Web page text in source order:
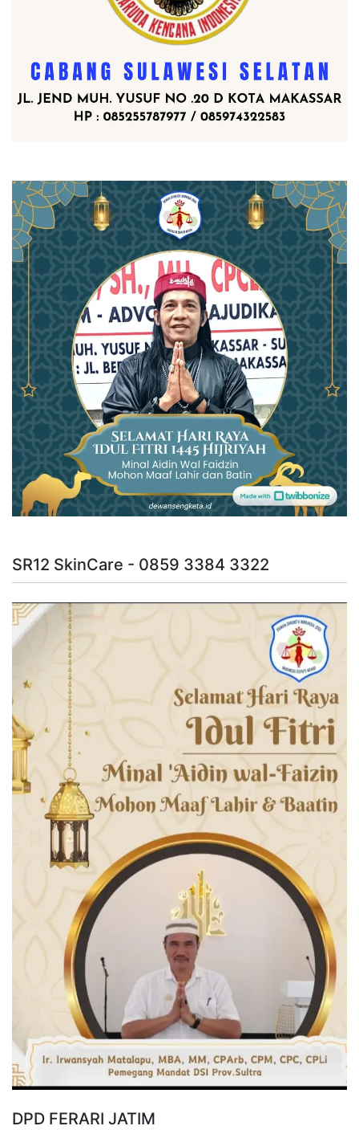
SR12 SkinCare - 0859 3384 3322
DPD FERARI JATIM